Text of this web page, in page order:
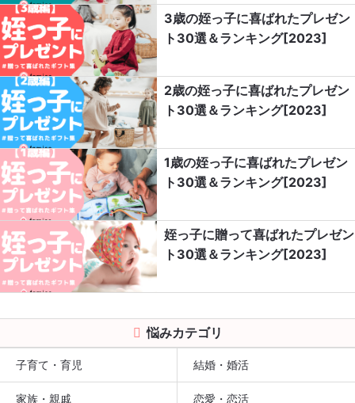
3歳の姪っ子に喜ばれたプレゼン
ト30選＆ランキング[2023]
2歳の姪っ子に喜ばれたプレゼン
ト30選＆ランキング[2023]
1歳の姪っ子に喜ばれたプレゼン
ト30選＆ランキング[2023]
姪っ子に贈って喜ばれたプレゼン
ト30選＆ランキング[2023]
悩みカテゴリ
子育て・育児 結婚・婚活
家族・親戚 恋愛・恋活